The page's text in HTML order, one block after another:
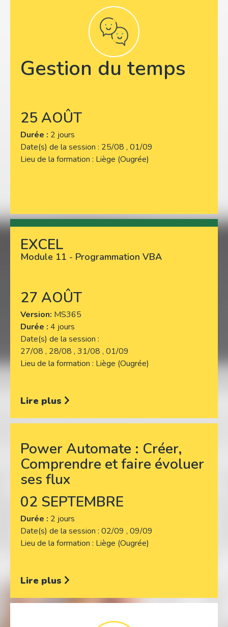
Gestion du temps
25 AOÛT
Durée : 2 jours
Date(s) de la session 25/08 , 01/09
Lieu de la formation Liège (Ougrée)
Lire plus
EXCEL
Module 11 - Programmation VBA
27 AOÛT
Version MS365
Durée : 4 jours
Date(s) de la session
27/08 , 28/08 , 31/08 , 01/09
Lieu de la formation Liège (Ougrée)
Lire plus
Power Automate : Créer,
Comprendre et faire évoluer
ses flux
02 SEPTEMBRE
Durée : 2 jours
Date(s) de la session 02/09 , 09/09
Lieu de la formation Liège (Ougrée)
Lire plus